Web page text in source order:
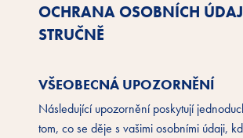
OCHRANA OSOBNÍCH
STRUČNĚ
VŠEOBECNÁ UPOZORNĚNÍ
Následující upozornění poskytují
tom, co se děje s vašimi osobními údaji,